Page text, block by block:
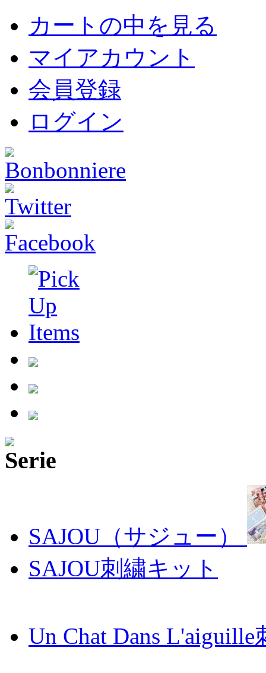
カートの中を見る
マイアカウント
会員登録
ログイン
SAJOU（サジュー）
SAJOU刺繍キット
Un Chat Dans